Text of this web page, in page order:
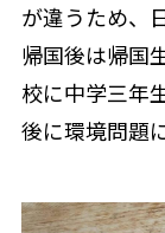
が違うため、
帰国後は帰国
校に中学三年
後に環境問題